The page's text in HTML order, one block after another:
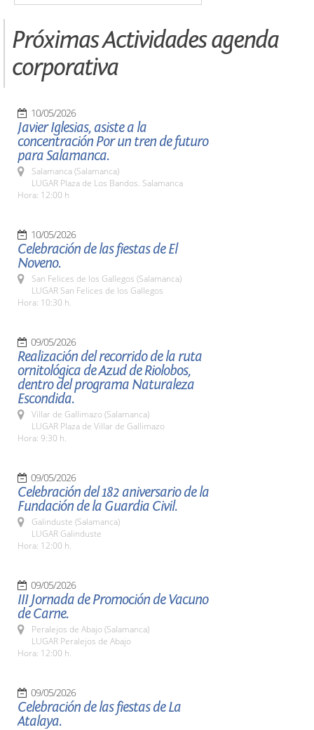
Próximas Actividades agenda
corporativa
10/05/2026
Javier Iglesias, asiste a la
concentración Por un tren de futuro
para Salamanca.
Salamanca (Salamanca)
LUGAR Plaza de Los Bandos. Salamanca
Hora: 12:00 h
10/05/2026
Celebración de las fiestas de El
Noveno.
San Felices de los Gallegos (Salamanca)
LUGAR San Felices de los Gallegos
Hora: 10:30 h.
09/05/2026
Realización del recorrido de la ruta
ornitológica de Azud de Riolobos,
dentro del programa Naturaleza
Escondida.
Villar de Gallimazo (Salamanca)
LUGAR Plaza de Villar de Gallimazo
Hora: 9:30 h.
09/05/2026
Celebración del 182 aniversario de la
Fundación de la Guardia Civil.
Galinduste (Salamanca)
LUGAR Galinduste
Hora: 12:00 h.
09/05/2026
III Jornada de Promoción de Vacuno
de Carne.
Peralejos de Abajo (Salamanca)
LUGAR Peralejos de Abajo
Hora: 12:00 h.
09/05/2026
Celebración de las fiestas de La
Atalaya.